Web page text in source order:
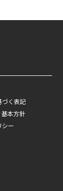
づく表記
本方針
シー